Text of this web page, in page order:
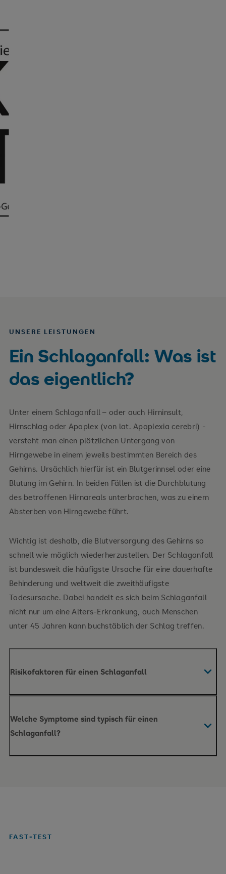
UNSERE LEISTUNGEN
Ein Schlaganfall: Was ist
das eigentlich?
Unter einem Schlaganfall – oder auch Hirninsult,
Hirnschlag oder Apoplex (von lat. Apoplexia cerebri) -
versteht man einen plötzlichen Untergang von
Hirngewebe in einem jeweils bestimmten Bereich des
Gehirns. Ursächlich hierfür ist ein Blutgerinnsel oder eine
Blutung im Gehirn. In beiden Fällen ist die Durchblutung
des betroffenen Hirnareals unterbrochen, was zu einem
Absterben von Hirngewebe führt.
Wichtig ist deshalb, die Blutversorgung des Gehirns so
schnell wie möglich wiederherzustellen. Der Schlaganfall
ist bundesweit die häufigste Ursache für eine dauerhafte
Behinderung und weltweit die zweithäufigste
Todesursache. Dabei handelt es sich beim Schlaganfall
nicht nur um eine Alters-Erkrankung, auch Menschen
unter 45 Jahren kann buchstäblich der Schlag treffen.
Risikofaktoren für einen Schlaganfall
Welche Symptome sind typisch für einen
Schlaganfall?
Gangstörungen
FAST-TEST